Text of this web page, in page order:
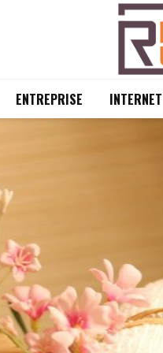
ENTREPRISE INTERNET